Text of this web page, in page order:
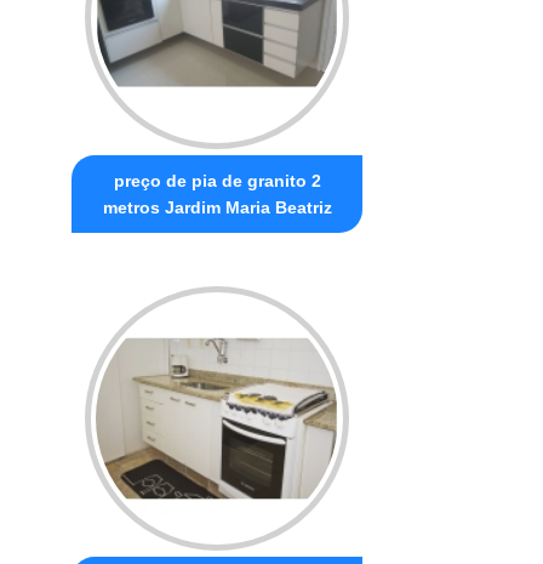
preço de pia de granito 2
metros Jardim Maria Beatriz